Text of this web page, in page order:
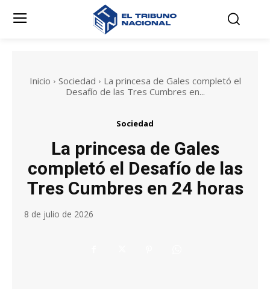
Inicio Sociedad
La princesa de Gales completó el
Desafío de las Tres Cumbres en...
Sociedad
La princesa de Gales
completó el Desafío de las
Tres Cumbres en 24 horas
8 de julio de 2026